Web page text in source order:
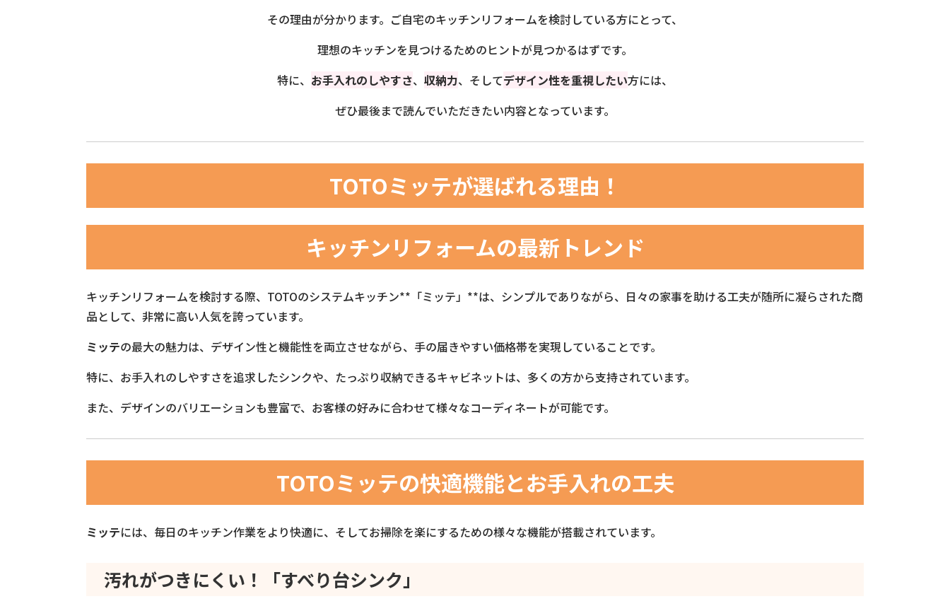
その理由が分かります。ご自宅のキッチンリフォームを検討している方にとって、
理想のキッチンを見つけるためのヒントが見つかるはずです。
特に、 お手入れのしやすさ、 収納力、そしてデザイン性を重視したい方には、
ぜひ最後まで読んでいただきたい内容となっています。
TOTOミッテが選ばれる理由！
キッチンリフォームの最新トレンド
キッチンリフォームを検討する際、TOTOのシステムキッチン**「ミッテ」**は、シンプルでありながら、日々の家事を助ける工夫が随所に凝らされた商
品として、非常に高い人気を誇っています。
ミッテの最大の魅力は、デザイン性と機能性を両立させながら、手の届きやすい価格帯を実現していることです。
特に、お手入れのしやすさを追求したシンクや、たっぷり収納できるキャビネットは、多くの方から支持されています。
また、デザインのバリエーションも豊富で、お客様の好みに合わせて様々なコーディネートが可能です。
TOTOミッテの快適機能とお手入れの工夫
ミッテには、毎日のキッチン作業をより快適に、そしてお掃除を楽にするための様々な機能が搭載されています。
汚れがつきにくい！「すべり台シンク」